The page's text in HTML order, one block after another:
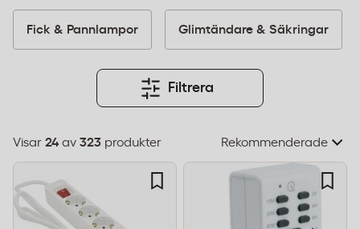
standarder för säkerhet och miljö. Vi levererar allt
från kompakta skrivbordslampor till fullstora
julgranar för företag som vill skapa rätt atmosfär.
Beställ före 14:00 för leverans inom 1–2 dagar och
Fick & Pannlampor Glimtändare & Säkringar
Filtrera
Visar 24 av 323 produkter
Välj
sorteringsordning